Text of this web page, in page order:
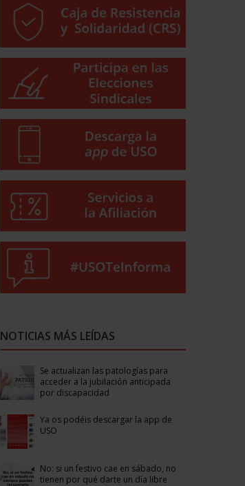
NOTICIAS MÁS LEÍDAS
Se actualizan las patologías para
acceder a la jubilación anticipada
por discapacidad
Ya os podéis descargar la app de
USO
No: si un festivo cae en sábado, no
tienen por qué darte un día libre